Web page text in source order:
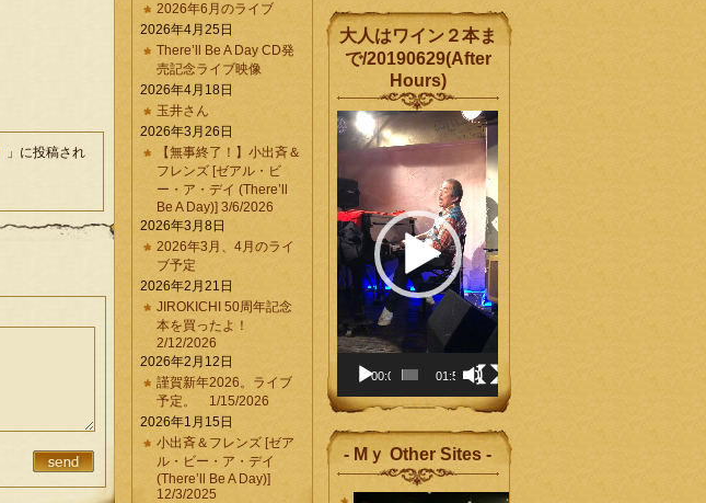
」に投稿され
2026年6月のライブ
2026年4月25日
There’ll Be A Day CD発
売記念ライブ映像
2026年4月18日
玉井さん
2026年3月26日
【無事終了！】小出斉＆
フレンズ [ゼアル・ビ
ー・ア・デイ (There’ll
Be A Day)] 3/6/2026
2026年3月8日
2026年3月、4月のライ
ブ予定
2026年2月21日
JIROKICHI 50周年記念
本を買ったよ！
2/12/2026
2026年2月12日
謹賀新年2026。ライブ
予定。 1/15/2026
2026年1月15日
小出斉＆フレンズ [ゼア
ル・ビー・ア・デイ
(There’ll Be A Day)]
12/3/2025
大人はワイン２本ま
で/20190629(After
Hours)
動
画
レ
ー
ヤ
ー
00:00 01:58
- Mｙ Other Sites -